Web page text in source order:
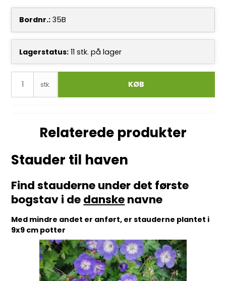
Bordnr.: 35B
Lagerstatus: 11 stk. på lager
stk. KØB
Relaterede produkter
Stauder til haven
Find stauderne under det første
bogstav i dedanskenavne
Med mindre andet er anført, er stauderne plantet i
9x9 cm potter